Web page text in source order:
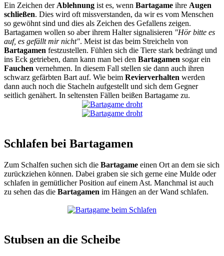
Ein Zeichen der Ablehnung ist es, wenn Bartagame ihre Augen
schließen. Dies wird oft missverstanden, da wir es vom Menschen
so gewöhnt sind und dies als Zeichen des Gefallens zeigen.
Bartagamen wollen so aber ihrem Halter signalisieren "Hör bitte es
auf, es gefällt mir nicht". Meist ist das beim Streicheln von
Bartagamen festzustellen. Fühlen sich die Tiere stark bedrängt und
ins Eck getrieben, dann kann man bei den Bartagamen sogar ein
Fauchen vernehmen. In diesem Fall stellen sie dann auch ihren
schwarz gefärbten Bart auf. Wie beim Revierverhalten werden
dann auch noch die Stacheln aufgestellt und sich dem Gegner
seitlich genähert. In seltensten Fällen beißen Bartagame zu.
Schlafen bei Bartagamen
Zum Schalfen suchen sich die Bartagame einen Ort an dem sie sich
zurückziehen können. Dabei graben sie sich gerne eine Mulde oder
schlafen in gemütlicher Position auf einem Ast. Manchmal ist auch
zu sehen das die Bartagamen im Hängen an der Wand schlafen.
Stubsen an die Scheibe